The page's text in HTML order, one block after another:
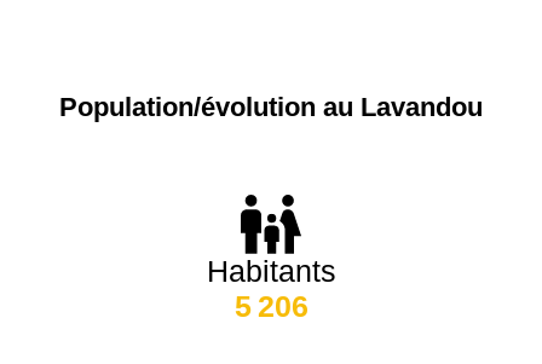
Population/évolution au Lavandou
Habitants
5 206